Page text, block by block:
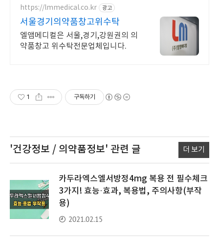
https://lmmedical.co.kr 광고
서울경기의약품창고위수탁
엘앰메디컬은 서울,경기,강원권의 의
약품창고 위수탁전문업체입니다.
1 구독하기
'건강정보 / 의약품정보' 관련 글 더 보기
카두라엑스엘서방정4mg 복용 전 필수체크
3가지! 효능·효과, 복용법, 주의사항(부작
용)
2021.02.15